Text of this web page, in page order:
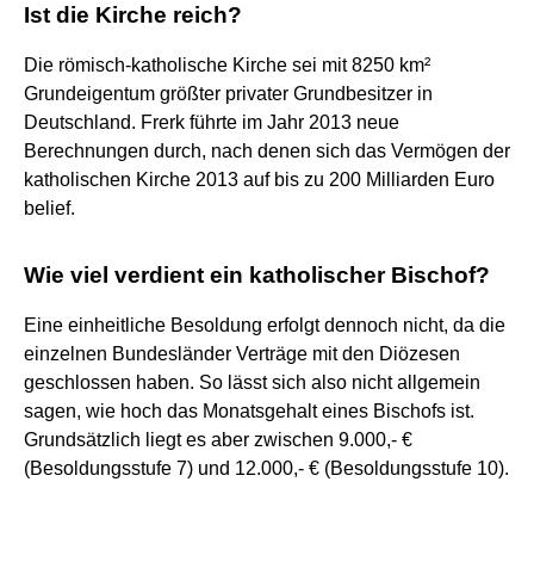
Ist die Kirche reich?
Die römisch-katholische Kirche sei mit 8250 km²
Grundeigentum größter privater Grundbesitzer in
Deutschland. Frerk führte im Jahr 2013 neue
Berechnungen durch, nach denen sich das Vermögen der
katholischen Kirche 2013 auf bis zu 200 Milliarden Euro
belief.
Wie viel verdient ein katholischer Bischof?
Eine einheitliche Besoldung erfolgt dennoch nicht, da die
einzelnen Bundesländer Verträge mit den Diözesen
geschlossen haben. So lässt sich also nicht allgemein
sagen, wie hoch das Monatsgehalt eines Bischofs ist.
Grundsätzlich liegt es aber zwischen 9.000,- €
(Besoldungsstufe 7) und 12.000,- € (Besoldungsstufe 10).